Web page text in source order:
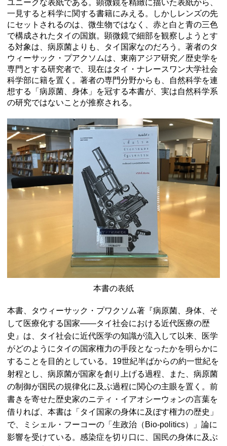
ユニークな表紙である。顕微鏡を精緻に描いた表紙から、
一見すると科学に関する書籍にみえる。しかしレンズの先
にセットされるのは、微生物ではなく、赤と白と青の三色
で構成されたタイの国旗。顕微鏡で細部を観察しようとす
る対象は、病原菌よりも、タイ国家なのだろう。著者のタ
ウィーサック・プアクソムは、東南アジア研究／歴史学を
専門とする研究者で、現在はタイ・ナレースワン大学社会
科学部に籍を置く。著者の専門分野からも、自然科学を連
想する「病原菌、身体」を冠する本書が、実は自然科学系
の研究ではないことが推察される。
本書の表紙
本書、タウィーサック・プワクソム著『病原菌、身体、そ
して医療化する国家——タイ社会における近代医療の歴
史』は、タイ社会に近代医学の知識が流入して以来、医学
がどのようにタイの国家権力の手段となったかを明らかに
することを目的としている。19世紀半ばからの約一世紀を
射程とし、病原菌が国家を創り上げる過程、また、病原菌
の制御が国民の規律化に及ぶ過程に関心の主眼を置く。前
書きを寄せた歴史家のニティ・イアオシーウォンの言葉を
借りれば、本書は「タイ国家の身体に及ぼす権力の歴史」
で、ミシェル・フーコーの「生政治（ Bio-politics）」論に
影響を受けている。感染症を切り口に、国民の身体に及ぶ